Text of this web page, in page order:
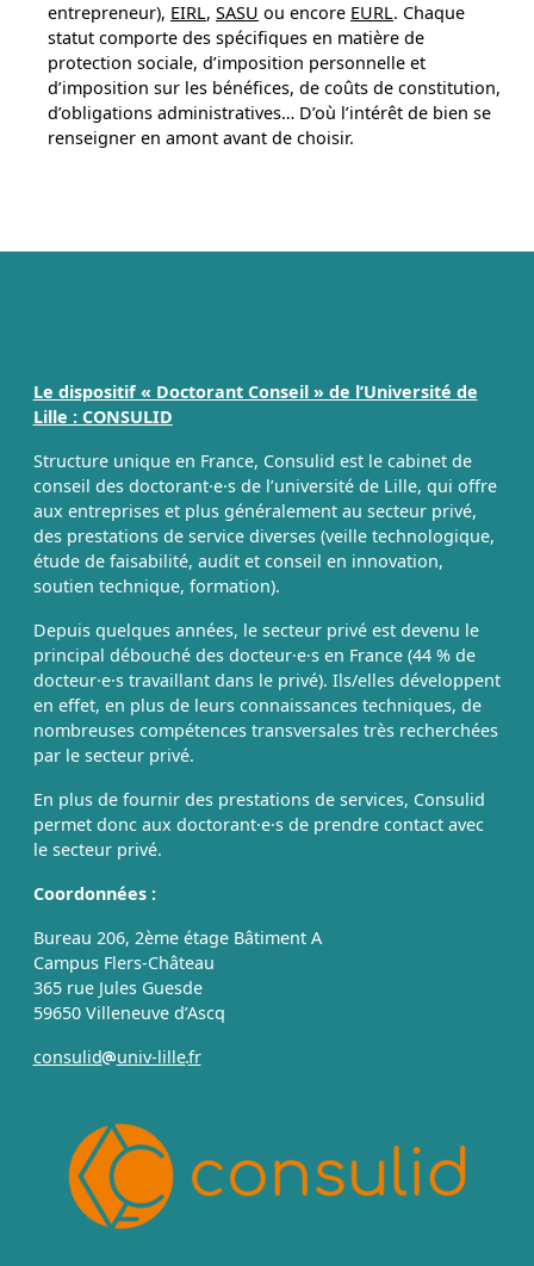
entrepreneur), EIRL, SASU ou encore EURL. Chaque
statut comporte des spécifiques en matière de
protection sociale, d’imposition personnelle et
d’imposition sur les bénéfices, de coûts de constitution,
d’obligations administratives… D’où l’intérêt de bien se
renseigner en amont avant de choisir.
Le dispositif « Doctorant Conseil » de l’Université de
Lille : CONSULID
Structure unique en France, Consulid est le cabinet de
conseil des doctorant·e·s de l’université de Lille, qui offre
aux entreprises et plus généralement au secteur privé,
des prestations de service diverses (veille technologique,
étude de faisabilité, audit et conseil en innovation,
soutien technique, formation).
Depuis quelques années, le secteur privé est devenu le
principal débouché des docteur·e·s en France (44 % de
docteur·e·s travaillant dans le privé). Ils/elles développent
en effet, en plus de leurs connaissances techniques, de
nombreuses compétences transversales très recherchées
par le secteur privé.
En plus de fournir des prestations de services, Consulid
permet donc aux doctorant·e·s de prendre contact avec
le secteur privé.
Coordonnées :
Bureau 206, 2ème étage Bâtiment A
Campus Flers-Château
365 rue Jules Guesde
59650 Villeneuve d’Ascq
consulid
univ-lillefr